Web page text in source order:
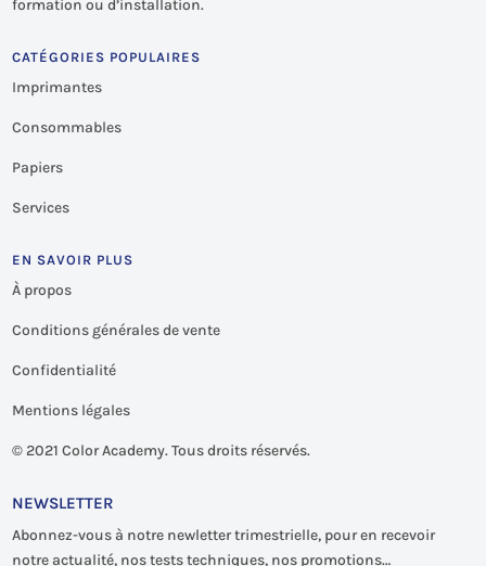
formation ou d’installation.
CATÉGORIES POPULAIRES
Imprimantes
Consommables
Papiers
Services
EN SAVOIR PLUS
À propos
Conditions générales de vente
Confidentialité
Mentions légales
© 2021 Color Academy. Tous droits réservés.
NEWSLETTER
Abonnez-vous à notre newletter trimestrielle, pour en recevoir
notre actualité, nos tests techniques, nos promotions…